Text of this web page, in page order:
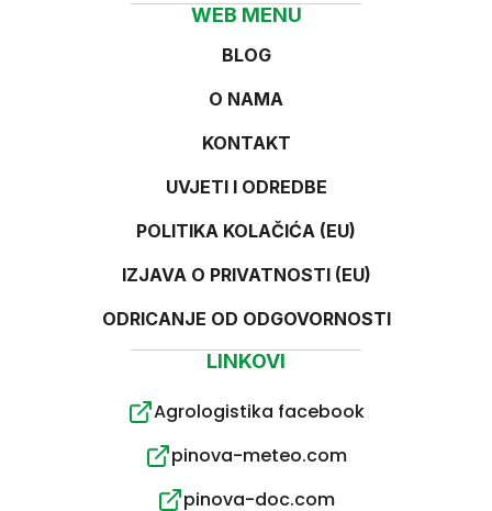
LINKOVI
Agrologistika facebook
pinova-meteo.com
pinova-doc.com
WEB MENU
BLOG
O NAMA
KONTAKT
UVJETI I ODREDBE
POLITIKA KOLAČIĆA (EU)
IZJAVA O PRIVATNOSTI (EU)
ODRICANJE OD ODGOVORNOSTI